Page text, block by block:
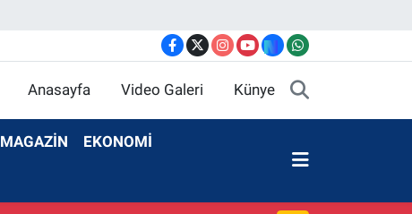
Anasayfa Video Galeri Künye
MAGAZİN EKONOMİ